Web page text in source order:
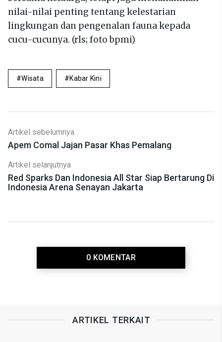
nilai-nilai penting tentang kelestarian
lingkungan dan pengenalan fauna kepada
cucu-cucunya. (rls; foto bpmi)
Wisata Kabar Kini
Artikel sebelumnya
Apem Comal Jajan Pasar Khas Pemalang
Artikel selanjutnya
Red Sparks Dan Indonesia All Star Siap Bertarung Di
Indonesia Arena Senayan Jakarta
0 KOMENTAR
ARTIKEL TERKAIT